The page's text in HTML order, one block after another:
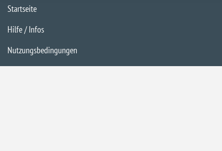
Startseite
Hilfe / Infos
Nutzungsbedingungen